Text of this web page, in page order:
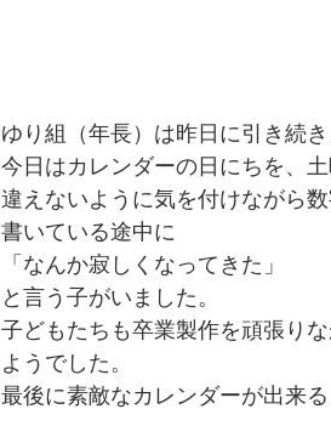
ゆり組（年長）は昨日に引き続
今日はカレンダーの日にちを、
違えないように気を付けながら数
書いている途中に
「なんか寂しくなってきた」
と言う子がいました。
子どもたちも卒業製作を頑張り
ようでした。
最後に素敵なカレンダーが出来